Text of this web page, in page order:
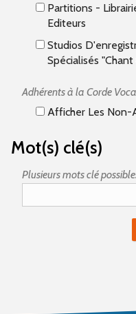
Partitions -
Editeurs
Studios
Spécialisés "Chant
Adhérents à la Corde
Afficher Les Non-
Mot(s) clé(s)
Plusieurs mots clé